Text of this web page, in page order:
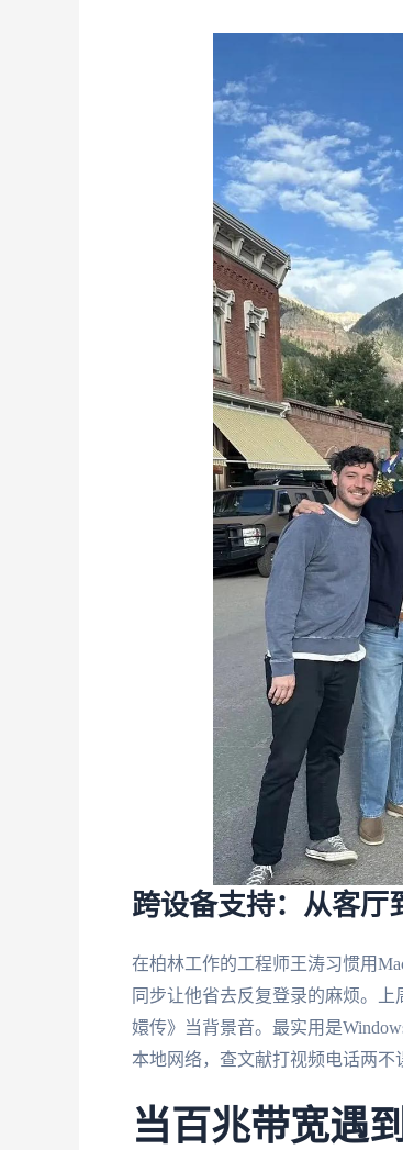
跨设备支持：从客厅
在柏林工作的工程师王涛习惯用
同步让他省去反复登录的麻烦。
嬛传》当背景音。最实用是
本地网络，查文献打视频电话两不
当百兆带宽遇